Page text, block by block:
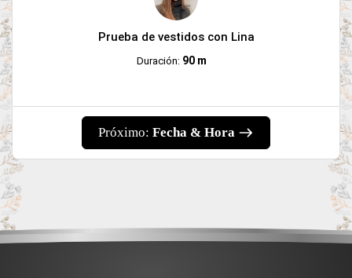
Prueba de vestidos con Lina
Duración: 90 m
Próximo: Fecha & Hora